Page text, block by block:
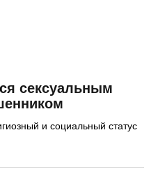
сексуальным
и социальный статус